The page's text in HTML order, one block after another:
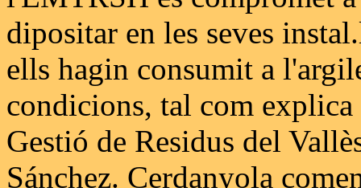
dipositar en les seves
ells hagin consumit a
condicions, tal com
Gestió de Residus del
Sánchez. Cerdanyola